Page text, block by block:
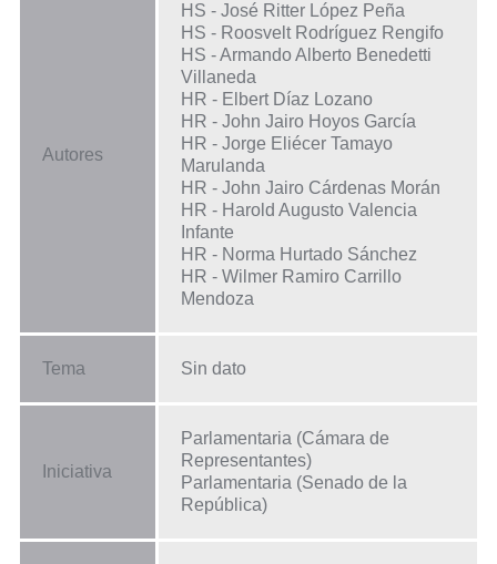
Autores
HS - José Ritter López Peña
HS - Roosvelt Rodríguez Rengifo
HS - Armando Alberto Benedetti
Villaneda
HR - Elbert Díaz Lozano
HR - John Jairo Hoyos García
HR - Jorge Eliécer Tamayo
Marulanda
HR - John Jairo Cárdenas Morán
HR - Harold Augusto Valencia
Infante
HR - Norma Hurtado Sánchez
HR - Wilmer Ramiro Carrillo
Mendoza
Tema Sin dato
Iniciativa
Parlamentaria (Cámara de
Representantes)
Parlamentaria (Senado de la
República)